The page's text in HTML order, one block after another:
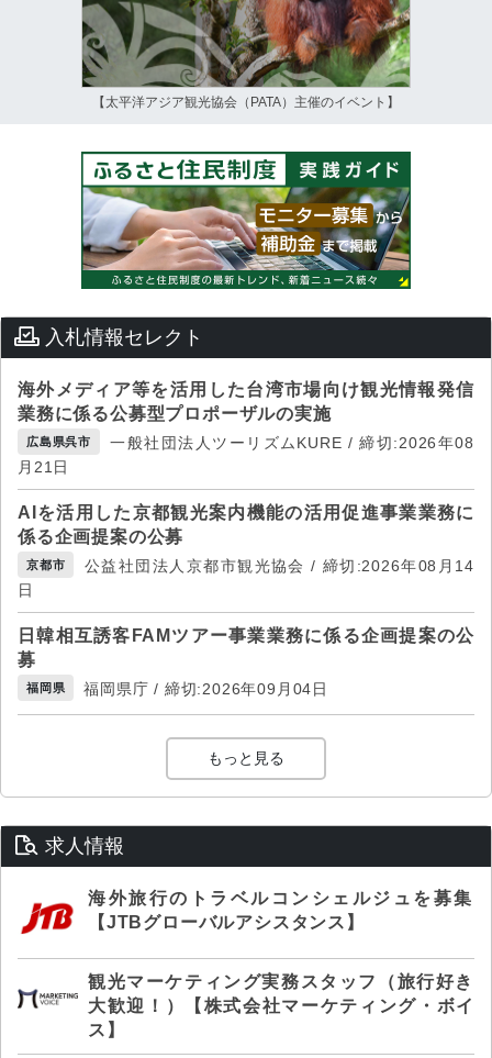
【太平洋アジア観光協会（PATA）主催のイベント】
入札情報セレクト
海外メディア等を活用した台湾市場向け観光情報発信
業務に係る公募型プロポーザルの実施
広島県呉市
一般社団法人ツーリズムKURE / 締切:2026年08
月21日
AIを活用した京都観光案内機能の活用促進事業業務に
係る企画提案の公募
京都市
公益社団法人京都市観光協会 / 締切:2026年08月14
日
日韓相互誘客FAMツアー事業業務に係る企画提案の公
募
福岡県 福岡県庁 / 締切:2026年09月04日
もっと見る
求人情報
海外旅行のトラベルコンシェルジュを募集
【JTBグローバルアシスタンス】
観光マーケティング実務スタッフ（旅行好き
大歓迎！）【株式会社マーケティング・ボイ
ス】